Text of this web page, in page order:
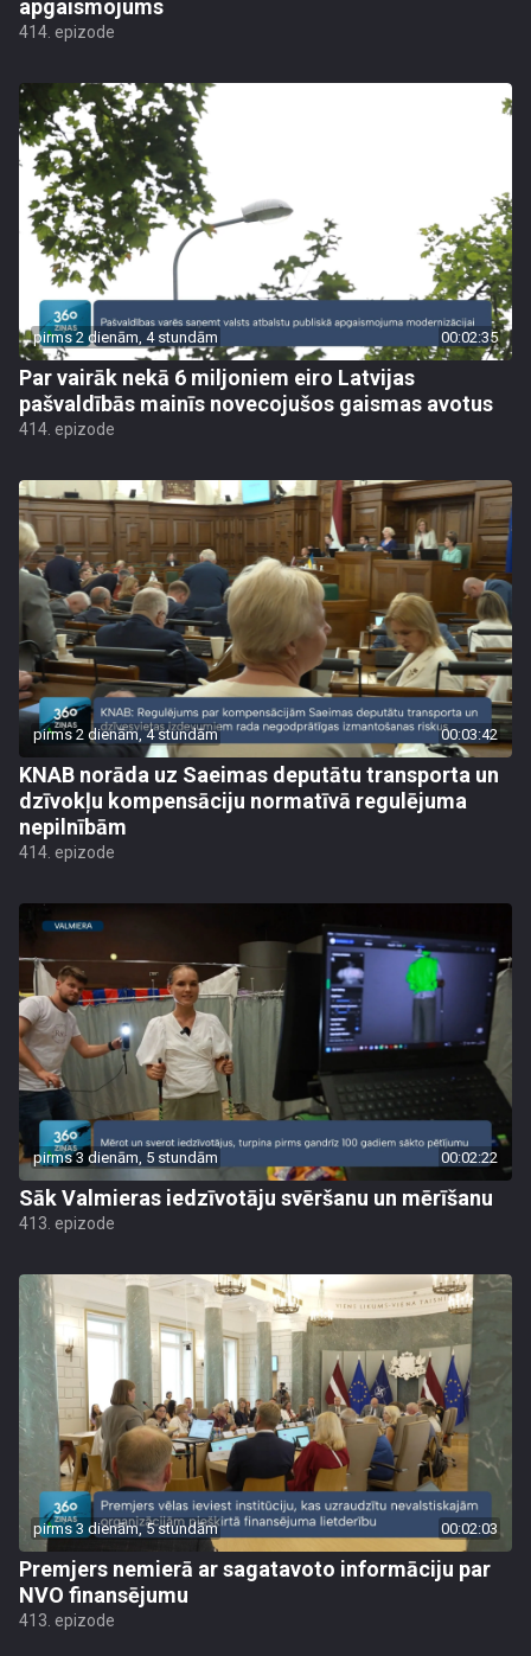
apgaismojums
414. epizode
pirms 2 dienām, 4 stundām 00:02:35
Par vairāk nekā 6 miljoniem eiro Latvijas
pašvaldībās mainīs novecojušos gaismas avotus
414. epizode
pirms 2 dienām, 4 stundām 00:03:42
KNAB norāda uz Saeimas deputātu transporta un
dzīvokļu kompensāciju normatīvā regulējuma
nepilnībām
414. epizode
pirms 3 dienām, 5 stundām 00:02:22
Sāk Valmieras iedzīvotāju svēršanu un mērīšanu
413. epizode
pirms 3 dienām, 5 stundām 00:02:03
Premjers nemierā ar sagatavoto informāciju par
NVO finansējumu
413. epizode